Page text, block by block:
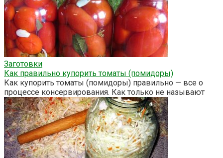
Заготовки
Как правильно купорить томаты (помидоры)
Как купорить томаты (помидоры) правильно — все о
процессе консервирования. Как только не называют